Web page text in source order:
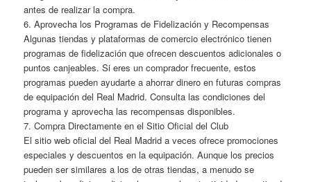
antes de realizar la compra.
6. Aprovecha los Programas de Fidelización y Recompensas
Algunas tiendas y plataformas de comercio electrónico tienen
programas de fidelización que ofrecen descuentos adicionales o
puntos canjeables. Si eres un comprador frecuente, estos
programas pueden ayudarte a ahorrar dinero en futuras compras
de equipación del Real Madrid. Consulta las condiciones del
programa y aprovecha las recompensas disponibles.
7. Compra Directamente en el Sitio Oficial del Club
El sitio web oficial del Real Madrid a veces ofrece promociones
especiales y descuentos en la equipación. Aunque los precios
pueden ser similares a los de otras tiendas, a menudo se